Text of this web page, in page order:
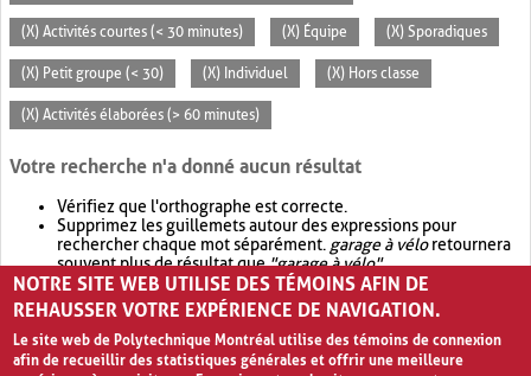
(X) Activités courtes (< 30 minutes) (X) Équipe (X) Sporadiques
(X) Petit groupe (< 30) (X) Individuel (X) Hors classe
(X) Activités élaborées (> 60 minutes)
Votre recherche n'a donné aucun résultat
Vérifiez que l'orthographe est correcte.
Supprimez les guillemets autour des expressions pour
rechercher chaque mot séparément. garage à véloretournera
souvent plus de résultat que"garage à vélo".
Envisagez d'élargir votre recherche avec OR.garage OR vélo
retournera souvent plus de résultat quegarage à vélo
NOTRE SITE WEB UTILISE DES TÉMOINS AFIN DE
REHAUSSER VOTRE EXPÉRIENCE DE NAVIGATION.
Le site web de Polytechnique Montréal utilise des témoins de connexion
afin de recueillir des statistiques générales et offrir une meilleure